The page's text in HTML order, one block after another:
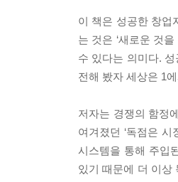
이 책은 성공한 창업
는 것은 ‘새로운 것
수 있다는 의미다.
전해 봤자 세상은 1
저자는 경쟁의 함정
여겨졌던 ‘독점은
시스템을 통해 주입
있기 때문에 더 이상